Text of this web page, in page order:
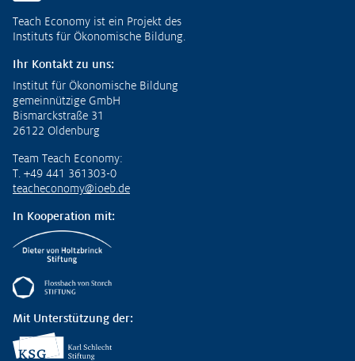
Teach Economy ist ein Projekt des
Instituts für Ökonomische Bildung.
Ihr Kontakt zu uns:
Institut für Ökonomische Bildung
gemeinnützige GmbH
Bismarckstraße 31
26122 Oldenburg
Team Teach Economy:
T. +49 441 361303-0
teacheconomy@ioeb.de
In Kooperation mit:
Mit Unterstützung der: